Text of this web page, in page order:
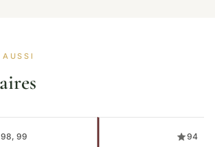
98, 99 94